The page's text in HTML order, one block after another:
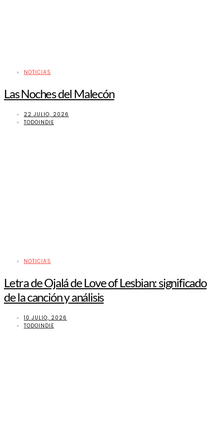
NOTICIAS
Las Noches del Malecón
22 JULIO, 2026
TODOINDIE
NOTICIAS
Letra de Ojalá de Love of Lesbian: significado
de la canción y análisis
10 JULIO, 2026
TODOINDIE